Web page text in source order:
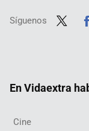
Síguenos
En Vidaextra
Cine